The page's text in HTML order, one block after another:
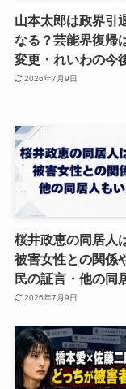
山本太郎は政界引
なる？芸能界復帰
変更・れいわの今
2026年7月9日
桜井政恵の同居人
被害女性との関係
民の証言・他の同
2026年7月9日